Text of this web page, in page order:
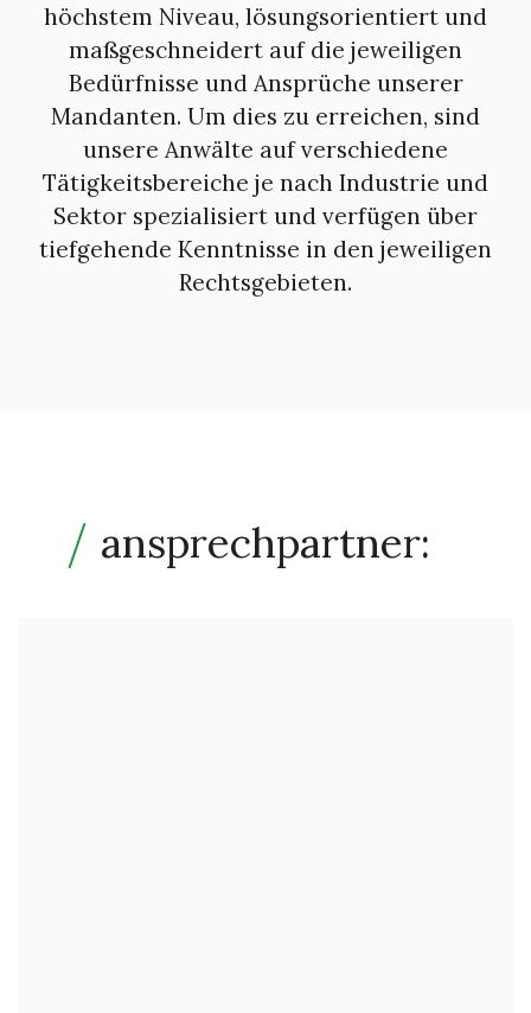
höchstem Niveau, lösungsorientiert und
maßgeschneidert auf die jeweiligen
Bedürfnisse und Ansprüche unserer
Mandanten. Um dies zu erreichen, sind
unsere Anwälte auf verschiedene
Tätigkeitsbereiche je nach Industrie und
Sektor spezialisiert und verfügen über
tiefgehende Kenntnisse in den jeweiligen
Rechtsgebieten.
ansprechpartner: